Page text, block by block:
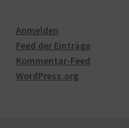
Anmelden
Feed der Einträge
Kommentar-Feed
WordPress.org